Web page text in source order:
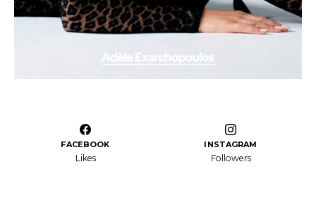
FACEBOOK
Likes
INSTAGRAM
Followers